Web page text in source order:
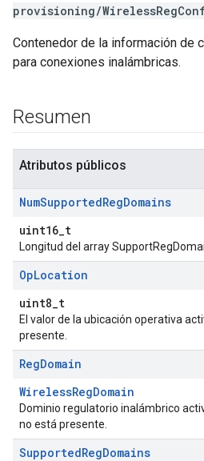
provisioning/
Contenedor de la información de
para conexiones inalámbricas.
Resumen
Atributos públicos
NumSupportedRegDomains
uint16_t
Longitud del array
OpLocation
uint8_t
El valor de la ubicación operativa
presente.
RegDomain
WirelessRegDomain
Dominio regulatorio inalámbrico
no está presente.
SupportedRegDomains